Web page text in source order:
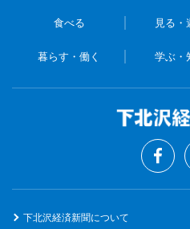
食べる 見る・
暮らす・働く 学ぶ・
下北沢経済新聞について